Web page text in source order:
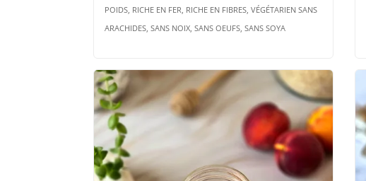
POIDS, RICHE EN FER, RICHE EN FIBRES, VÉGÉTARIEN SANS
ARACHIDES, SANS NOIX, SANS OEUFS, SANS SOYA